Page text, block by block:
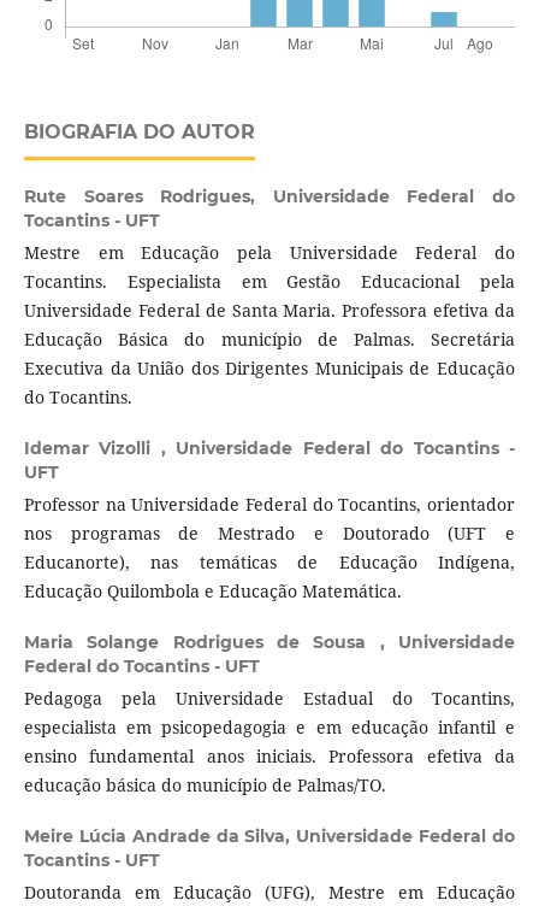
BIOGRAFIA DO AUTOR
Rute Soares Rodrigues, Universidade Federal do
Tocantins - UFT
Mestre em Educação pela Universidade Federal do
Tocantins. Especialista em Gestão Educacional pela
Universidade Federal de Santa Maria. Professora efetiva da
Educação Básica do município de Palmas. Secretária
Executiva da União dos Dirigentes Municipais de Educação
do Tocantins.
Idemar Vizolli , Universidade Federal do Tocantins -
UFT
Professor na Universidade Federal do Tocantins, orientador
nos programas de Mestrado e Doutorado (UFT e
Educanorte), nas temáticas de Educação Indígena,
Educação Quilombola e Educação Matemática.
Maria Solange Rodrigues de Sousa , Universidade
Federal do Tocantins - UFT
Pedagoga pela Universidade Estadual do Tocantins,
especialista em psicopedagogia e em educação infantil e
ensino fundamental anos iniciais. Professora efetiva da
educação básica do município de Palmas/TO.
Meire Lúcia Andrade da Silva, Universidade Federal do
Tocantins - UFT
Doutoranda em Educação (UFG), Mestre em Educação